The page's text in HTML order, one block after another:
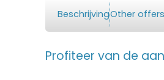
BeschrijvingOther offers
Profiteer van de